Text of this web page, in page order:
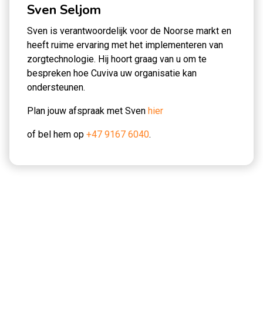
Sven Seljom
Sven is verantwoordelijk voor de Noorse markt en
heeft ruime ervaring met het implementeren van
zorgtechnologie. Hij hoort graag van u om te
bespreken hoe Cuviva uw organisatie kan
ondersteunen.
Plan jouw afspraak met Sven hier
of bel hem op +47 9167 6040.